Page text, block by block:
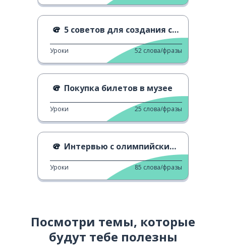
5 советов для создания селфи
Уроки 52 слова/фразы
Покупка билетов в музее
Уроки 25 слова/фразы
Интервью с олимпийским медалистом
Уроки 85 слова/фразы
Посмотри темы, которые
будут тебе полезны